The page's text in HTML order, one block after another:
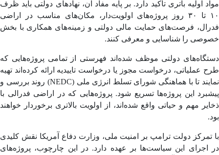
اولیه باتری تأکید دارد. بر پایه مفاد آن، نهادهای دولتی باید ظرف
۱۰ تا ۳۰ روز پروژه‌های اولویت‌دار، مکان‌های مناسب در اراضی
فرصت‌های حمایت مالی دولتی و زمینه‌های همکاری با بخش
را شناسایی و معرفی کنند.
دولتی موظف شده‌اند فهرستی از تمامی پروژه‌هایی که
عملیاتی، درخواست مجوز یا درخواست تاییدیه ارائه کرده‌اند تهیه
نمایند تا با هماهنگی شورای تسلط انرژی ملی (NEDC) روند بررسی و
این پروژه‌ها تسریع شود. پروژه‌هایی که در اراضی فدرالی با
مهم و حیاتی واقع شده‌اند، از اولویت بالاتری برخوردار خواهند
تمرکز دولت ترامپ بر امنیت ملی، وزارت دفاع آمریکا نقش کلیدی
اجرای این سیاست‌ها بر عهده دارد. در این چارچوب، پروژه‌های